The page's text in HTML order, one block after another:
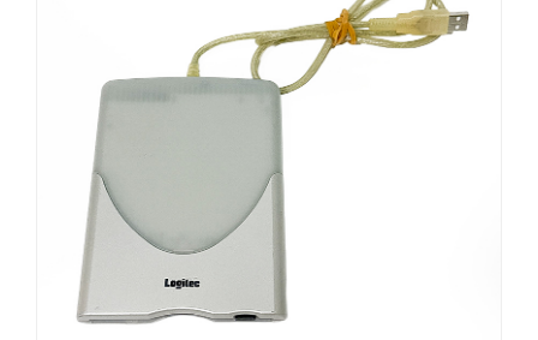
パスワードをお忘れですか ?
新規ご入会はこちら
カテゴリー
家電製品